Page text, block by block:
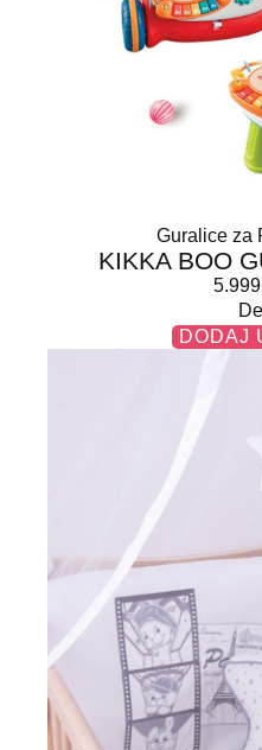
Guralice za
KIKKA BOO
DODAJ